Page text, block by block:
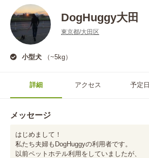
DogHuggy大田
東京都/大田区
小型犬 （~5kg）
詳細 アクセス 予定日
メッセージ
はじめまして！
私たち夫婦もDogHuggyの利用者です。
以前ペットホテル利用をしていましたが、